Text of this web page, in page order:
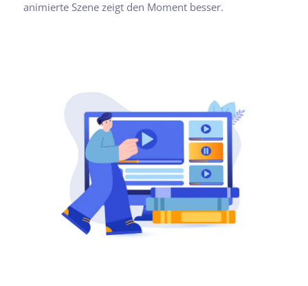
animierte Szene zeigt den Moment besser.